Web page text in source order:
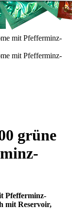
grüne
Pfefferminz-
mit Reservoir,